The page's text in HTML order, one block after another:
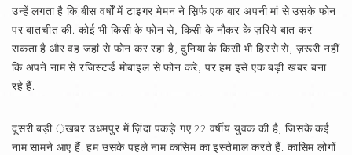
उन्हें लगता है कि बीस वर्षों में टाइगर मेमन ने स़िर्फ एक बार अपनी मां से उसके फोन
पर बातचीत की. कोई भी किसी के फोन से, किसी के नौकर के ज़रिये बात कर
सकता है और वह जहां से फोन कर रहा है, दुनिया के किसी भी हिस्से से, ज़रूरी नहीं
कि अपने नाम से रजिस्टर्ड मोबाइल से फोन करे, पर हम इसे एक बड़ी खबर बना
रहे हैं.
दूसरी बड़ी ़खबर उधमपुर में ज़िंदा पकड़े गए 22 वर्षीय युवक की है, जिसके कई
नाम सामने आए हैं. हम उसके पहले नाम कासिम का इस्तेमाल करते हैं. कासिम लोगों